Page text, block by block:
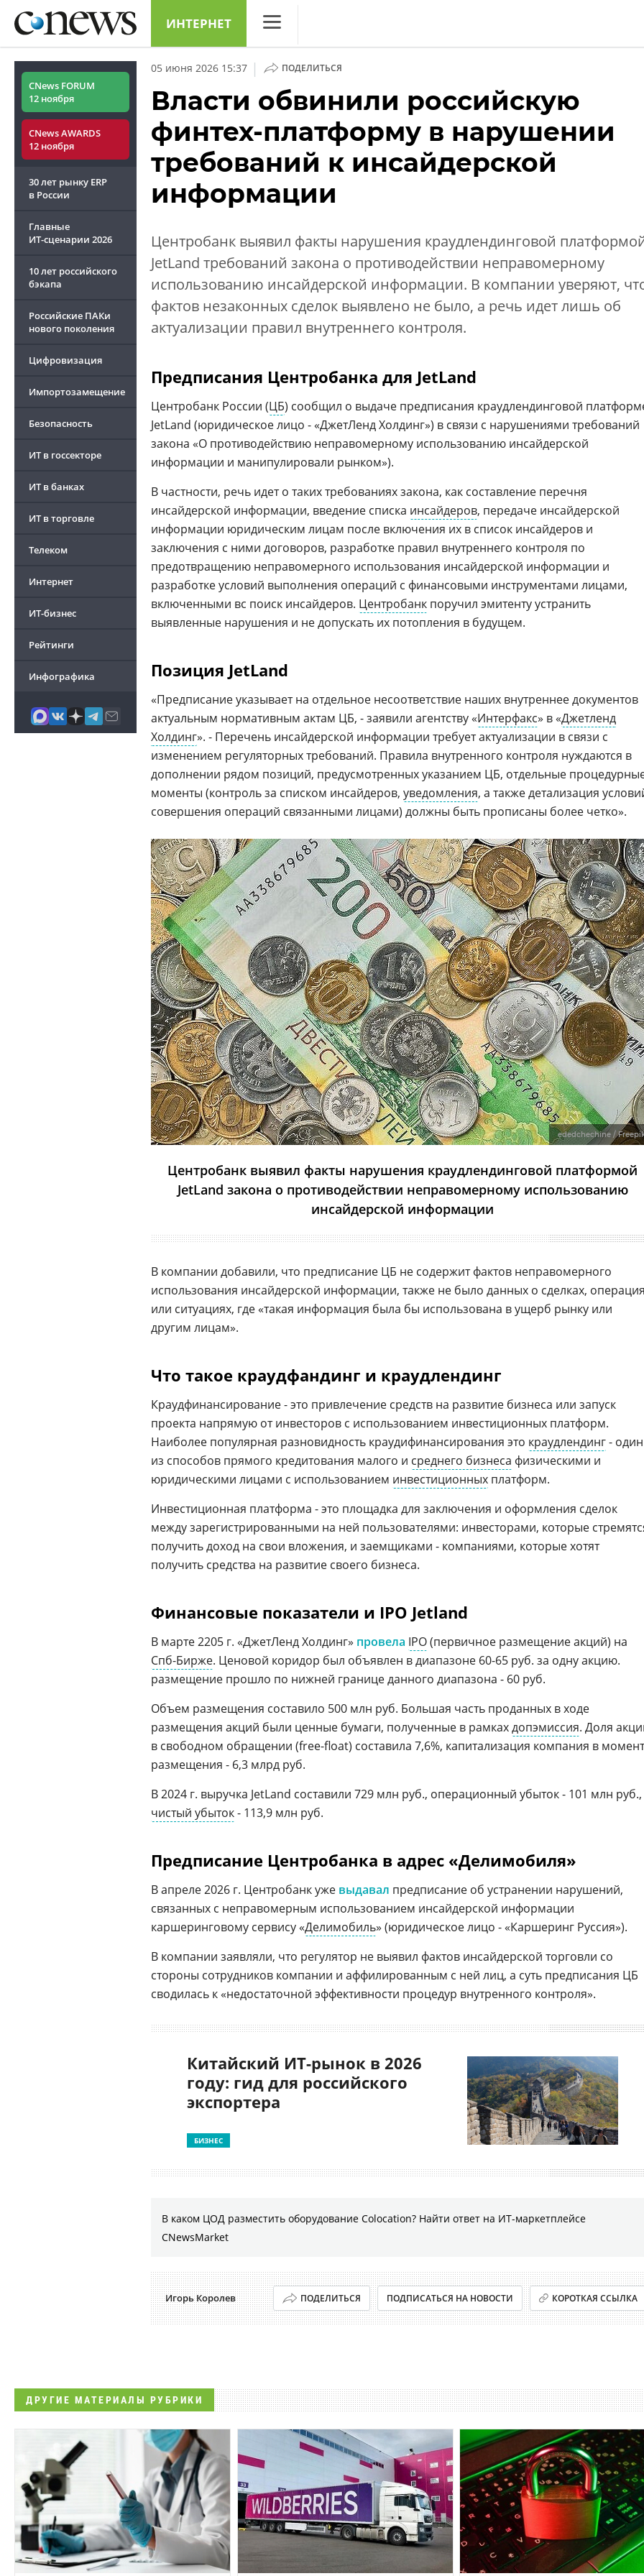
ИНТЕРНЕТ
Конференции
Маркет
Техника
ТВ
CNews FORUM
12 ноября
CNews AWARDS
12 ноября
30 лет рынку ERP
в России
Главные
ИТ-сценарии 2026
10 лет российского
бэкапа
Российские ПАКи
нового поколения
Цифровизация
Импортозамещение
Безопасность
ИТ в госсекторе
ИТ в банках
ИТ в торговле
Телеком
Интернет
ИТ-бизнес
Рейтинги
Инфографика
05 июня 2026 15:37 | ПОДЕЛИТЬСЯ
Власти обвинили российскую
финтех-платформу в нарушении
требований к инсайдерской
информации
Центробанк выявил факты нарушения краудлендинговой
JetLand требований закона о противодействии неправомерному
использованию инсайдерской информации. В компании уверяют,
фактов незаконных сделок выявлено не было, а речь идет лишь об
актуализации правил внутреннего контроля.
Предписания Центробанка для JetLand
Центробанк России (ЦБ) сообщил о выдаче предписания краудлендинговой
JetLand (юридическое лицо - «ДжетЛенд Холдинг») в связи с нарушениями требований
закона «О противодействию неправомерному использованию инсайдерской
информации и манипулировали рынком»).
В частности, речь идет о таких требованиях закона, как составление перечня
инсайдерской информации, введение списка инсайдеров, передаче инсайдерской
информации юридическим лицам после включения их в список инсайдеров и
заключения с ними договоров, разработке правил внутреннего контроля по
предотвращению неправомерного использования инсайдерской информации и
разработке условий выполнения операций с финансовыми инструментами лицами,
включенными вс поиск инсайдеров. Центробанк поручил эмитенту устранить
выявленные нарушения и не допускать их потопления в будущем.
Позиция JetLand
«Предписание указывает на отдельное несоответствие наших внутреннее документов
актуальным нормативным актам ЦБ, - заявили агентству «Интерфакс» в «Джетленд
Холдинг». - Перечень инсайдерской информации требует актуализации в связи с
изменением регуляторных требований. Правила внутренного контроля нуждаются в
дополнении рядом позиций, предусмотренных указанием ЦБ, отдельные
моменты (контроль за списком инсайдеров, уведомления, а также детализация
совершения операций связанными лицами) должны быть прописаны более четко».
ededchechine /
Центробанк выявил факты нарушения краудлендинговой платформой
JetLand закона о противодействии неправомерному использованию
инсайдерской информации
В компании добавили, что предписание ЦБ не содержит фактов неправомерного
использования инсайдерской информации, также не было данных о сделках,
или ситуациях, где «такая информация была бы использована в ущерб рынку или
другим лицам».
Что такое краудфандинг и краудлендинг
Краудфинансирование - это привлечение средств на развитие бизнеса или запуск
проекта напрямую от инвесторов с использованием инвестиционных платформ.
Наиболее популярная разновидность краудифинансирования это краудлендинг- один
из способов прямого кредитования малого и среднего бизнеса физическими и
юридическими лицами с использованием инвестиционных платформ.
Инвестиционная платформа - это площадка для заключения и оформления сделок
между зарегистрированными на ней пользователями: инвесторами, которые
получить доход на свои вложения, и заемщиками - компаниями, которые хотят
получить средства на развитие своего бизнеса.
Финансовые показатели и IPO Jetland
В марте 2205 г. «ДжетЛенд Холдинг» провела IPO(первичное размещение акций) на
Спб-Бирже. Ценовой коридор был объявлен в диапазоне 60-65 руб. за одну акцию.
размещение прошло по нижней границе данного диапазона - 60 руб.
Объем размещения составило 500 млн руб. Большая часть проданных в ходе
размещения акций были ценные бумаги, полученные в рамкахдопэмиссия. Доля
в свободном обращении (free-float) составила 7,6%, капитализация компания в момент
размещения - 6,3 млрд руб.
В 2024 г. выручка JetLand составили 729 млн руб., операционный убыток - 101 млн руб.,
чистый убыток- 113,9 млн руб.
Предписание Центробанка в адрес «Делимобиля»
В апреле 2026 г. Центробанк уже выдавал предписание об устранении нарушений,
связанных с неправомерным использованием инсайдерской информации
каршеринговому сервису «Делимобиль» (юридическое лицо - «Каршеринг Руссия»).
В компании заявляли, что регулятор не выявил фактов инсайдерской торговли со
стороны сотрудников компании и аффилированным с ней лиц, а суть предписания ЦБ
сводилась к «недостаточной эффективности процедур внутренного контроля».
Китайский ИТ-рынок в 2026
году: гид для российского
экспортера
БИЗНЕС
В каком ЦОД разместить оборудование Colocation? Найти ответ на ИТ-маркетплейсе
CNewsMarket
Игорь Королев ПОДЕЛИТЬСЯ ПОДПИСАТЬСЯ НА НОВОСТИ КОРОТКАЯ ССЫЛКА
ДРУГИЕ МАТЕРИАЛЫ РУБРИКИ